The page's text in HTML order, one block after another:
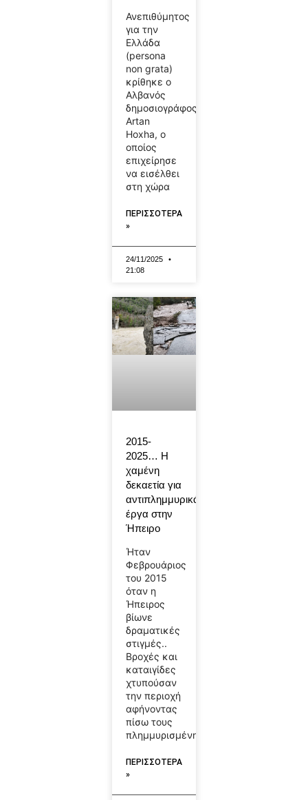
Ανεπιθύμητος
για την
Ελλάδα
(persona
non grata)
κρίθηκε ο
Αλβανός
δημοσιογράφος
Artan
Hoxha, ο
οποίος
επιχείρησε
να εισέλθει
στη χώρα
ΠΕΡΙΣΣΟΤΕΡΑ
»
24/11/2025
21:08
2015-
2025… Η
χαμένη
δεκαετία για
αντιπλημμυρικά
έργα στην
Ήπειρο
Ήταν
Φεβρουάριος
του 2015
όταν η
Ήπειρος
βίωνε
δραματικές
στιγμές..
Βροχές και
καταιγίδες
χτυπούσαν
την περιοχή
αφήνοντας
πίσω τους
πλημμυρισμένη
ΠΕΡΙΣΣΟΤΕΡΑ
»